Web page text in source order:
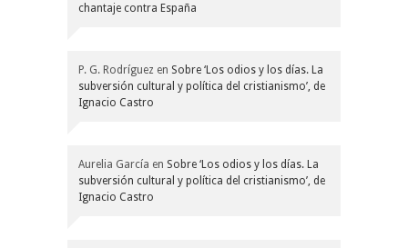
chantaje contra España
P. G. Rodríguez en Sobre ‘Los odios y los días. La
subversión cultural y política del cristianismo’, de
Ignacio Castro
Aurelia García en Sobre ‘Los odios y los días. La
subversión cultural y política del cristianismo’, de
Ignacio Castro